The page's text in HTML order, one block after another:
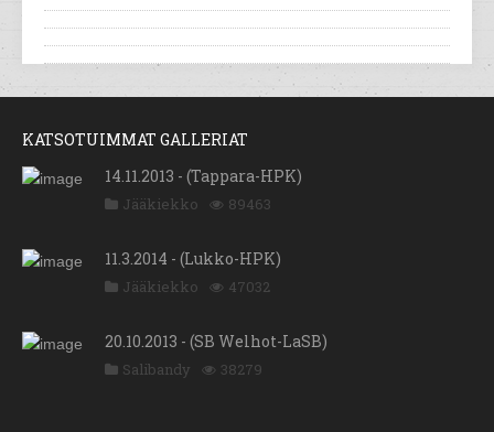
KATSOTUIMMAT GALLERIAT
14.11.2013 - (Tappara-HPK)
Jääkiekko 89463
11.3.2014 - (Lukko-HPK)
Jääkiekko 47032
20.10.2013 - (SB Welhot-LaSB)
Salibandy 38279